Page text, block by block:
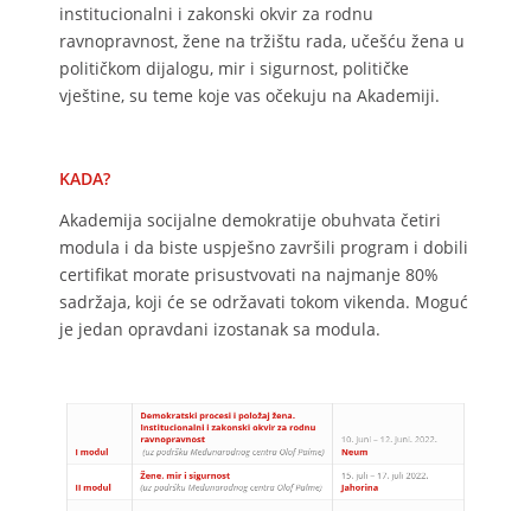
institucionalni i zakonski okvir za rodnu
ravnopravnost, žene na tržištu rada, učešću žena u
političkom dijalogu, mir i sigurnost, političke
vještine, su teme koje vas očekuju na Akademiji.
KADA?
Akademija socijalne demokratije obuhvata četiri
modula i da biste uspješno završili program i dobili
certifikat morate prisustvovati na najmanje 80%
sadržaja, koji će se održavati tokom vikenda. Moguć
je jedan opravdani izostanak sa modula.